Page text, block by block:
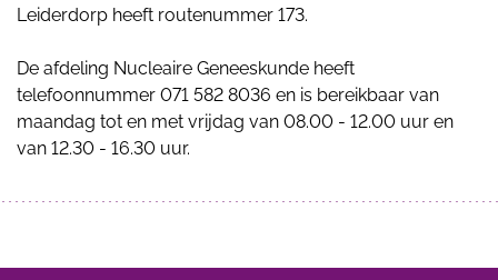
Leiderdorp heeft routenummer 173.
De afdeling Nucleaire Geneeskunde heeft
telefoonnummer 071 582 8036 en is bereikbaar van
maandag tot en met vrijdag van 08.00 - 12.00 uur en
van 12.30 - 16.30 uur.